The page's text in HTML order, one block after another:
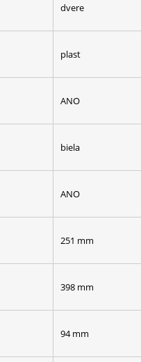
dvere
plast
ANO
biela
ANO
251 mm
398 mm
94 mm